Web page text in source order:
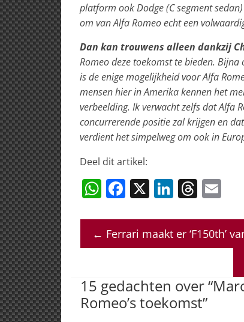
platform ook Dodge (C segment
om van Alfa Romeo echt een
Dan kan trouwens alleen dankzij
Romeo deze toekomst te bieden.
is de enige mogelijkheid voor Alfa
mensen hier in Amerika kennen het
verbeelding. Ik verwacht zelfs dat Alfa
concurrerende positie zal krijgen en
verdient het simpelweg om ook in
Deel dit artikel:
W
at
s
p
p
F
c
e
o
o
X Li
k
e
n
T
re
a
s
ai
l
← Ferrari maakt er ‘F150th’
15 gedachten over “
Romeo’s toekomst”